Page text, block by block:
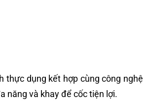
thực dụng kết hợp cùng công nghệ
năng và khay để cốc tiện lợi.